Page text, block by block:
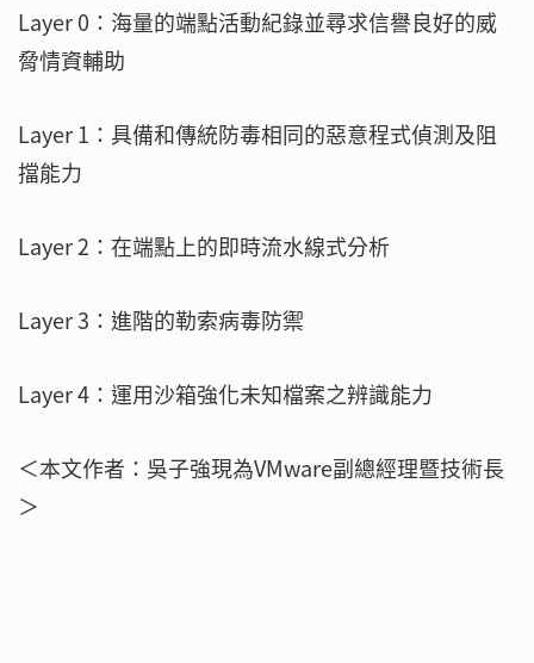
Layer 0：海量的端點活動紀錄並尋求信譽良好的威
脅情資輔助
Layer 1：具備和傳統防毒相同的惡意程式偵測及阻
擋能力
Layer 2：在端點上的即時流水線式分析
Layer 3：進階的勒索病毒防禦
Layer 4：運用沙箱強化未知檔案之辨識能力
＜本文作者：吳子強現為VMware副總經理暨技術長
＞